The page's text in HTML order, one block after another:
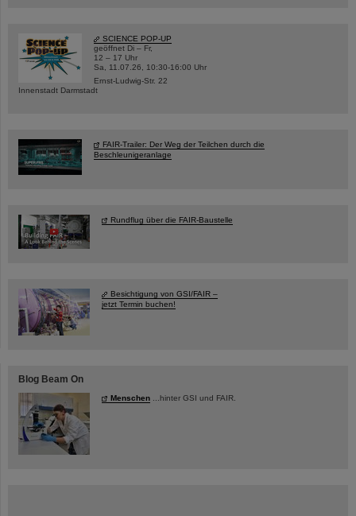
SCIENCE POP-UP
geöffnet Di – Fr,
12 – 17 Uhr
Sa, 11.07.26, 10:30-16:00 Uhr
Ernst-Ludwig-Str. 22
Innenstadt Darmstadt
FAIR-Trailer: Der Weg der Teilchen durch die
Beschleunigeranlage
Rundflug über die FAIR-Baustelle
Besichtigung von GSI/FAIR –
jetzt Termin buchen!
Blog Beam On
Menschen ...hinter GSI und FAIR.